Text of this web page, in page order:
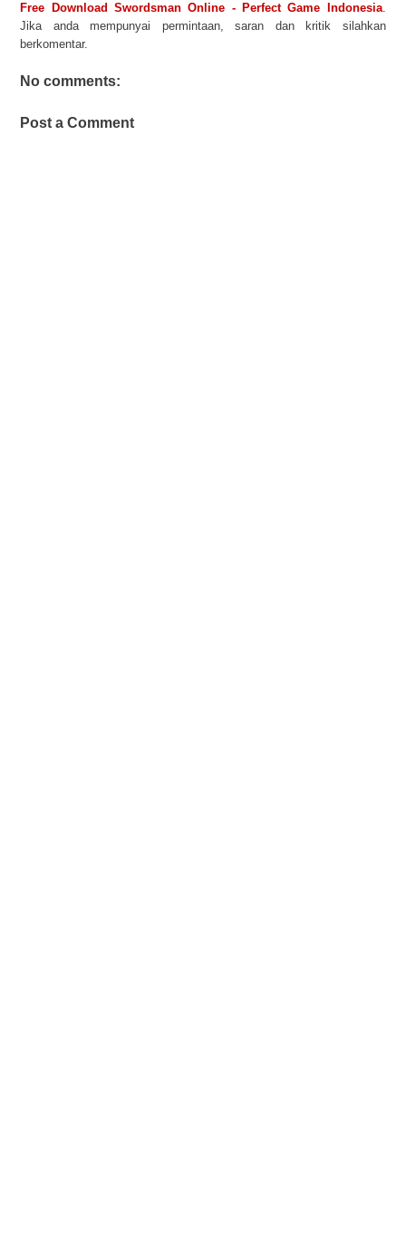
Free Download Swordsman Online - Perfect Game Indonesia.
Jika anda mempunyai permintaan, saran dan kritik silahkan
berkomentar.
No comments:
Post a Comment